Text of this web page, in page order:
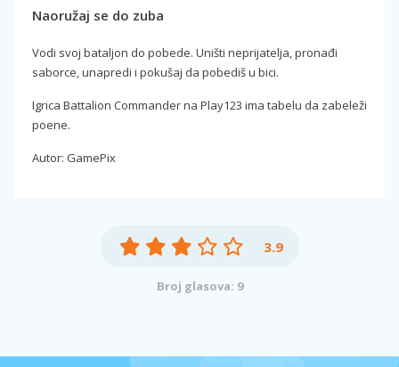
Naoružaj se do zuba
Vodi svoj bataljon do pobede. Uništi neprijatelja, pronađi
saborce, unapredi i pokušaj da pobediš u bici.
Igrica Battalion Commander na Play123 ima tabelu da zabeleži
poene.
Autor: GamePix
3.9
Broj glasova: 9